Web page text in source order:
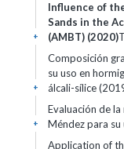
Influence of
Sands in the
(AMBT) (2020)
+
Composición
su uso en
álcali-sílice
+
Evaluación de
Méndez para
+
Application of